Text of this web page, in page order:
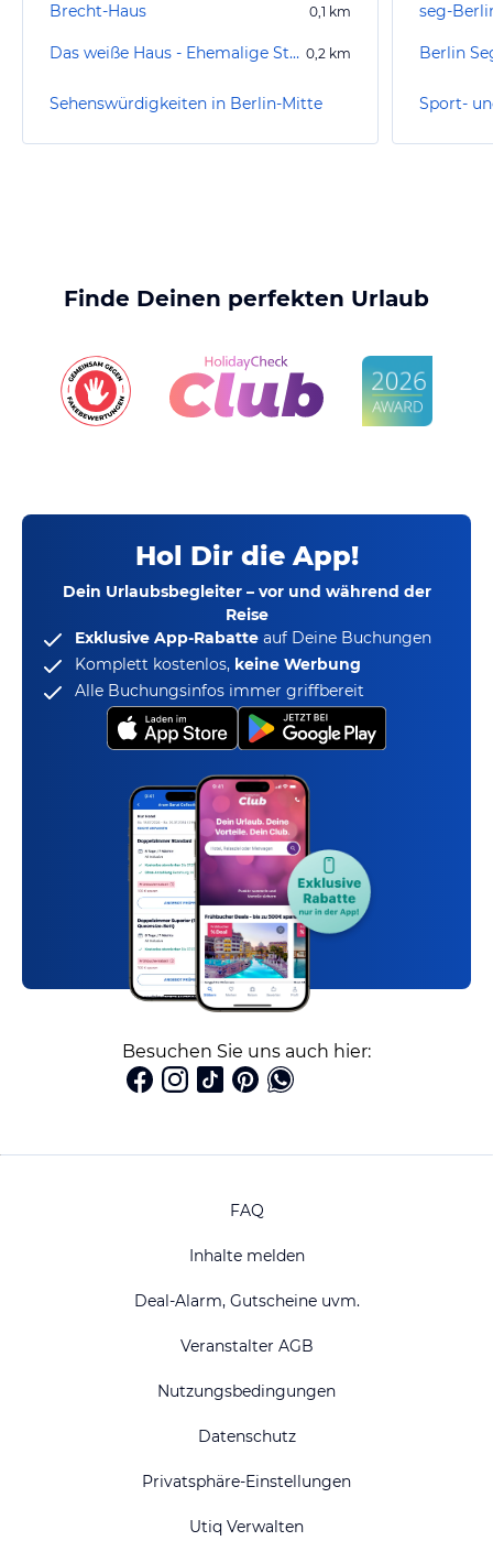
Brecht-Haus 0,1 km
Das weiße Haus - Ehemalige Ständige Vertretung der Bundesrepublik Deutschland bei der DDR 0,2 km
Sehenswürdigkeiten in Berlin-Mitte
Berlin
Finde Deinen perfekten Urlaub
Hol Dir die App!
Dein Urlaubsbegleiter – vor und während der
Reise
Exklusive App-Rabatte auf Deine Buchungen
Komplett kostenlos, keine Werbung
Alle Buchungsinfos immer griffbereit
Besuchen Sie uns auch hier:
FAQ
Inhalte melden
Deal-Alarm, Gutscheine uvm.
Veranstalter AGB
Nutzungsbedingungen
Datenschutz
Privatsphäre-Einstellungen
Utiq Verwalten